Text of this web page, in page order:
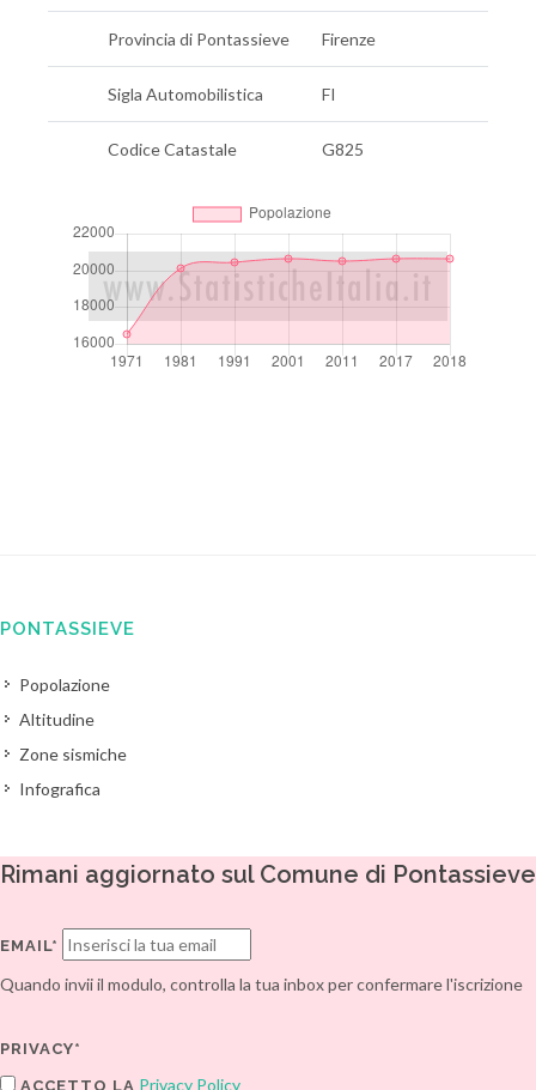
Provincia di Pontassieve Firenze
Sigla Automobilistica FI
Codice Catastale G825
PONTASSIEVE
Popolazione
Altitudine
Zone sismiche
Infografica
Rimani aggiornato sul Comune di Pontassieve
EMAIL*
Quando invii il modulo, controlla la tua inbox per confermare l'iscrizione
PRIVACY*
ACCETTO LA Privacy Policy